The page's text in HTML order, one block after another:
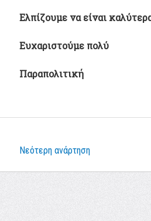
Ελπίζουμε να είναι
Ευχαριστούμε πολύ
Παραπολιτική
Νεότερη ανάρτηση